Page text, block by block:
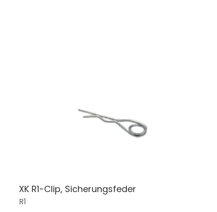
XK R1-Clip, Sicherungsfeder
R1